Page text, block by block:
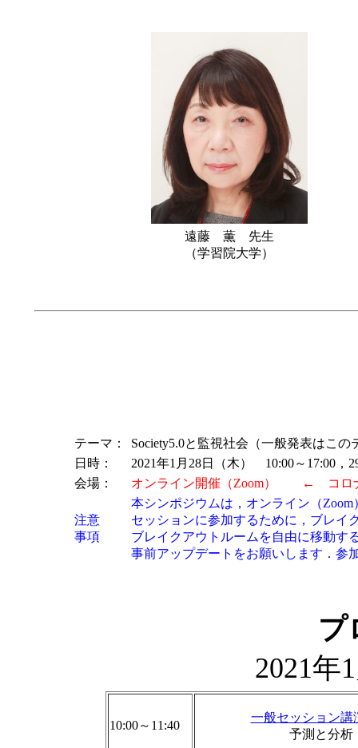
遠藤 薫 先生
（学習院大学）
テーマ：
Society5.0と監視社会（一般発表はこ
日時：
2021年1月28日（木） 10:00～17:00，
会場：
オンライン開催（Zoom） ← コロナ
注意
事項
本シンポジウムは，オンライン（
セッションに参加するために，ブレイ
ブレイクアウトルームを自由に移動す
事前アップデートをお願いします．参
プ
2021年
10:00～11:40
一般セッション
予測と分析